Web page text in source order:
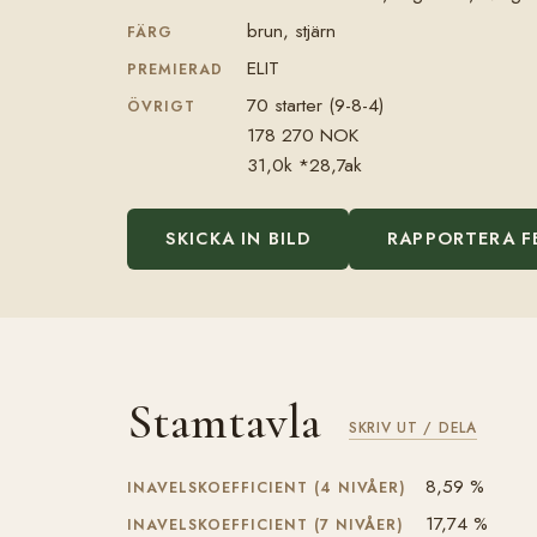
FÄRG brun, stjärn
PREMIERAD ELIT
ÖVRIGT
70 starter (9-8-4)
178 270 NOK
31,0k *28,7ak
SKICKA IN BILD RAPPORTERA
Stamtavla SKRIV UT / DELA
INAVELSKOEFFICIENT (4 NIVÅER) 8,59 %
INAVELSKOEFFICIENT (7 NIVÅER) 17,74 %